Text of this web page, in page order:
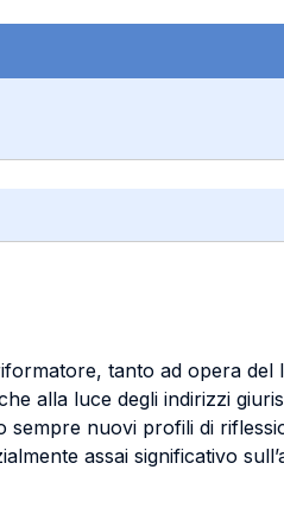
tanto ad opera del
alla luce degli indirizzi
nuovi profili di
assai significativo